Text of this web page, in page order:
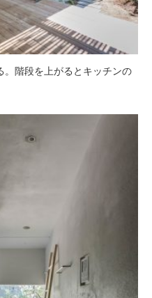
。階段を上がるとキッチンの